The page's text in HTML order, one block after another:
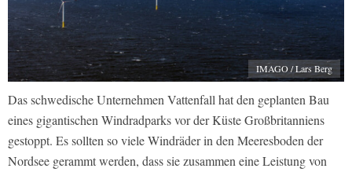
IMAGO / Lars Berg
Das schwedische Unternehmen Vattenfall hat den geplanten Bau
eines gigantischen Windradparks vor der Küste Großbritanniens
gestoppt. Es sollten so viele Windräder in den Meeresboden der
Nordsee gerammt werden, dass sie zusammen eine Leistung von